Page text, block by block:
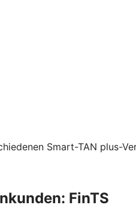
Smart-TAN plus-
FinTS